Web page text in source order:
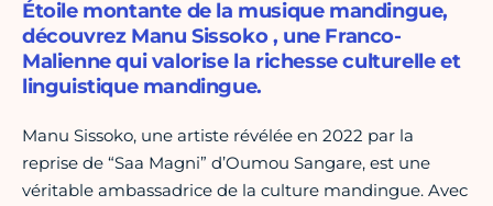
Étoile montante de la musique mandingue,
découvrez Manu Sissoko , une Franco-
Malienne qui valorise la richesse culturelle et
linguistique mandingue.
Manu Sissoko, une artiste révélée en 2022 par la
reprise de “Saa Magni” d’Oumou Sangare, est une
véritable ambassadrice de la culture mandingue. Avec